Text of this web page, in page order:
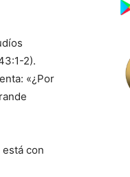
2).
«¿Por
con